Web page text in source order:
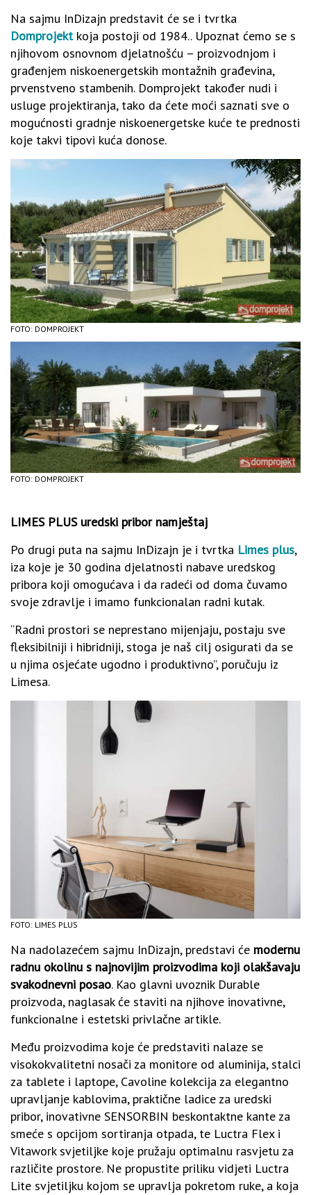
Na sajmu InDizajn predstavit će se i tvrtka
Domprojekt koja postoji od 1984.. Upoznat ćemo se s
njihovom osnovnom djelatnošću – proizvodnjom i
građenjem niskoenergetskih montažnih građevina,
prvenstveno stambenih. Domprojekt također nudi i
usluge projektiranja, tako da ćete moći saznati sve o
mogućnosti gradnje niskoenergetske kuće te prednosti
koje takvi tipovi kuća donose.
FOTO: DOMPROJEKT
FOTO: DOMPROJEKT
LIMES PLUS uredski pribor namještaj
Po drugi puta na sajmu InDizajn je i tvrtka Limes plus,
iza koje je 30 godina djelatnosti nabave uredskog
pribora koji omogućava i da radeći od doma čuvamo
svoje zdravlje i imamo funkcionalan radni kutak.
“Radni prostori se neprestano mijenjaju, postaju sve
fleksibilniji i hibridniji, stoga je naš cilj osigurati da se
u njima osjećate ugodno i produktivno”, poručuju iz
Limesa.
FOTO: LIMES PLUS
Na nadolazećem sajmu InDizajn, predstavi će modernu
radnu okolinu s najnovijim proizvodima koji olakšavaju
svakodnevni posao. Kao glavni uvoznik Durable
proizvoda, naglasak će staviti na njihove inovativne,
funkcionalne i estetski privlačne artikle.
Među proizvodima koje će predstaviti nalaze se
visokokvalitetni nosači za monitore od aluminija, stalci
za tablete i laptope, Cavoline kolekcija za elegantno
upravljanje kablovima, praktične ladice za uredski
pribor, inovativne SENSORBIN beskontaktne kante za
smeće s opcijom sortiranja otpada, te Luctra Flex i
Vitawork svjetiljke koje pružaju optimalnu rasvjetu za
različite prostore. Ne propustite priliku vidjeti Luctra
Lite svjetiljku kojom se upravlja pokretom ruke, a koja